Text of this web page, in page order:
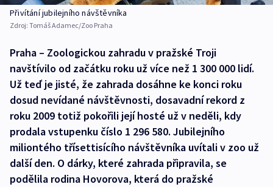
Přivítání jubilejního návštěvníka
Zdroj: Tomáš Adamec/Zoo Praha
Praha – Zoologickou zahradu v pražské Troji
navštívilo od začátku roku už více než 1 300 000 lidí.
Už teď je jisté, že zahrada dosáhne ke konci roku
dosud nevídané návštěvnosti, dosavadní rekord z
roku 2009 totiž pokořili její hosté už v neděli, kdy
prodala vstupenku číslo 1 296 580. Jubilejního
miliontého třísettisícího návštěvníka uvítali v zoo už
další den. O dárky, které zahrada připravila, se
podělila rodina Hovorova, která do pražské